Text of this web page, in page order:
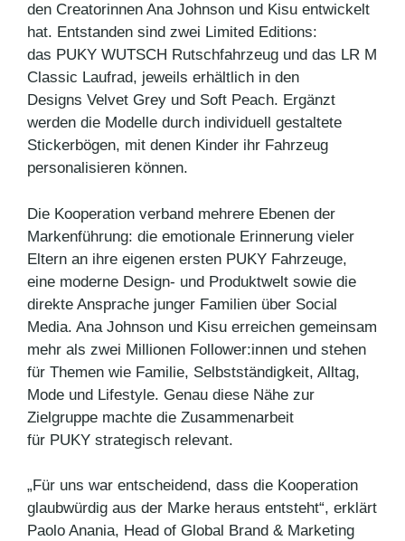
den Creatorinnen Ana Johnson und Kisu entwickelt
hat. Entstanden sind zwei Limited Editions:
das PUKY WUTSCH Rutschfahrzeug und das LR M
Classic Laufrad, jeweils erhältlich in den
Designs Velvet Grey und Soft Peach. Ergänzt
werden die Modelle durch individuell gestaltete
Stickerbögen, mit denen Kinder ihr Fahrzeug
personalisieren können.
Die Kooperation verband mehrere Ebenen der
Markenführung: die emotionale Erinnerung vieler
Eltern an ihre eigenen ersten PUKY Fahrzeuge,
eine moderne Design- und Produktwelt sowie die
direkte Ansprache junger Familien über Social
Media. Ana Johnson und Kisu erreichen gemeinsam
mehr als zwei Millionen Follower:innen und stehen
für Themen wie Familie, Selbstständigkeit, Alltag,
Mode und Lifestyle. Genau diese Nähe zur
Zielgruppe machte die Zusammenarbeit
für PUKY strategisch relevant.
„Für uns war entscheidend, dass die Kooperation
glaubwürdig aus der Marke heraus entsteht“, erklärt
Paolo Anania, Head of Global Brand & Marketing